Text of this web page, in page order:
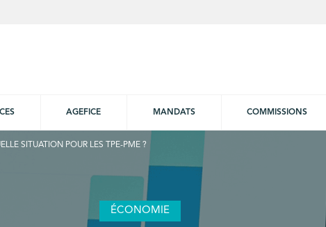
AGEFICE MANDATS COMMISSIONS
SITUATION POUR LES TPE-PME ?
ÉCONOMIE